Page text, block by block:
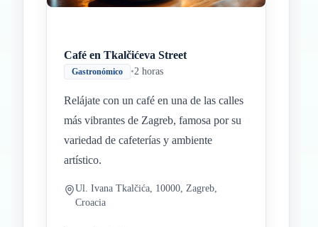
Café en Tkalčićeva Street
Gastronómico •2 horas
Relájate con un café en una de las calles
más vibrantes de Zagreb, famosa por su
variedad de cafeterías y ambiente
artístico.
Ul. Ivana Tkalčića, 10000, Zagreb,
Croacia